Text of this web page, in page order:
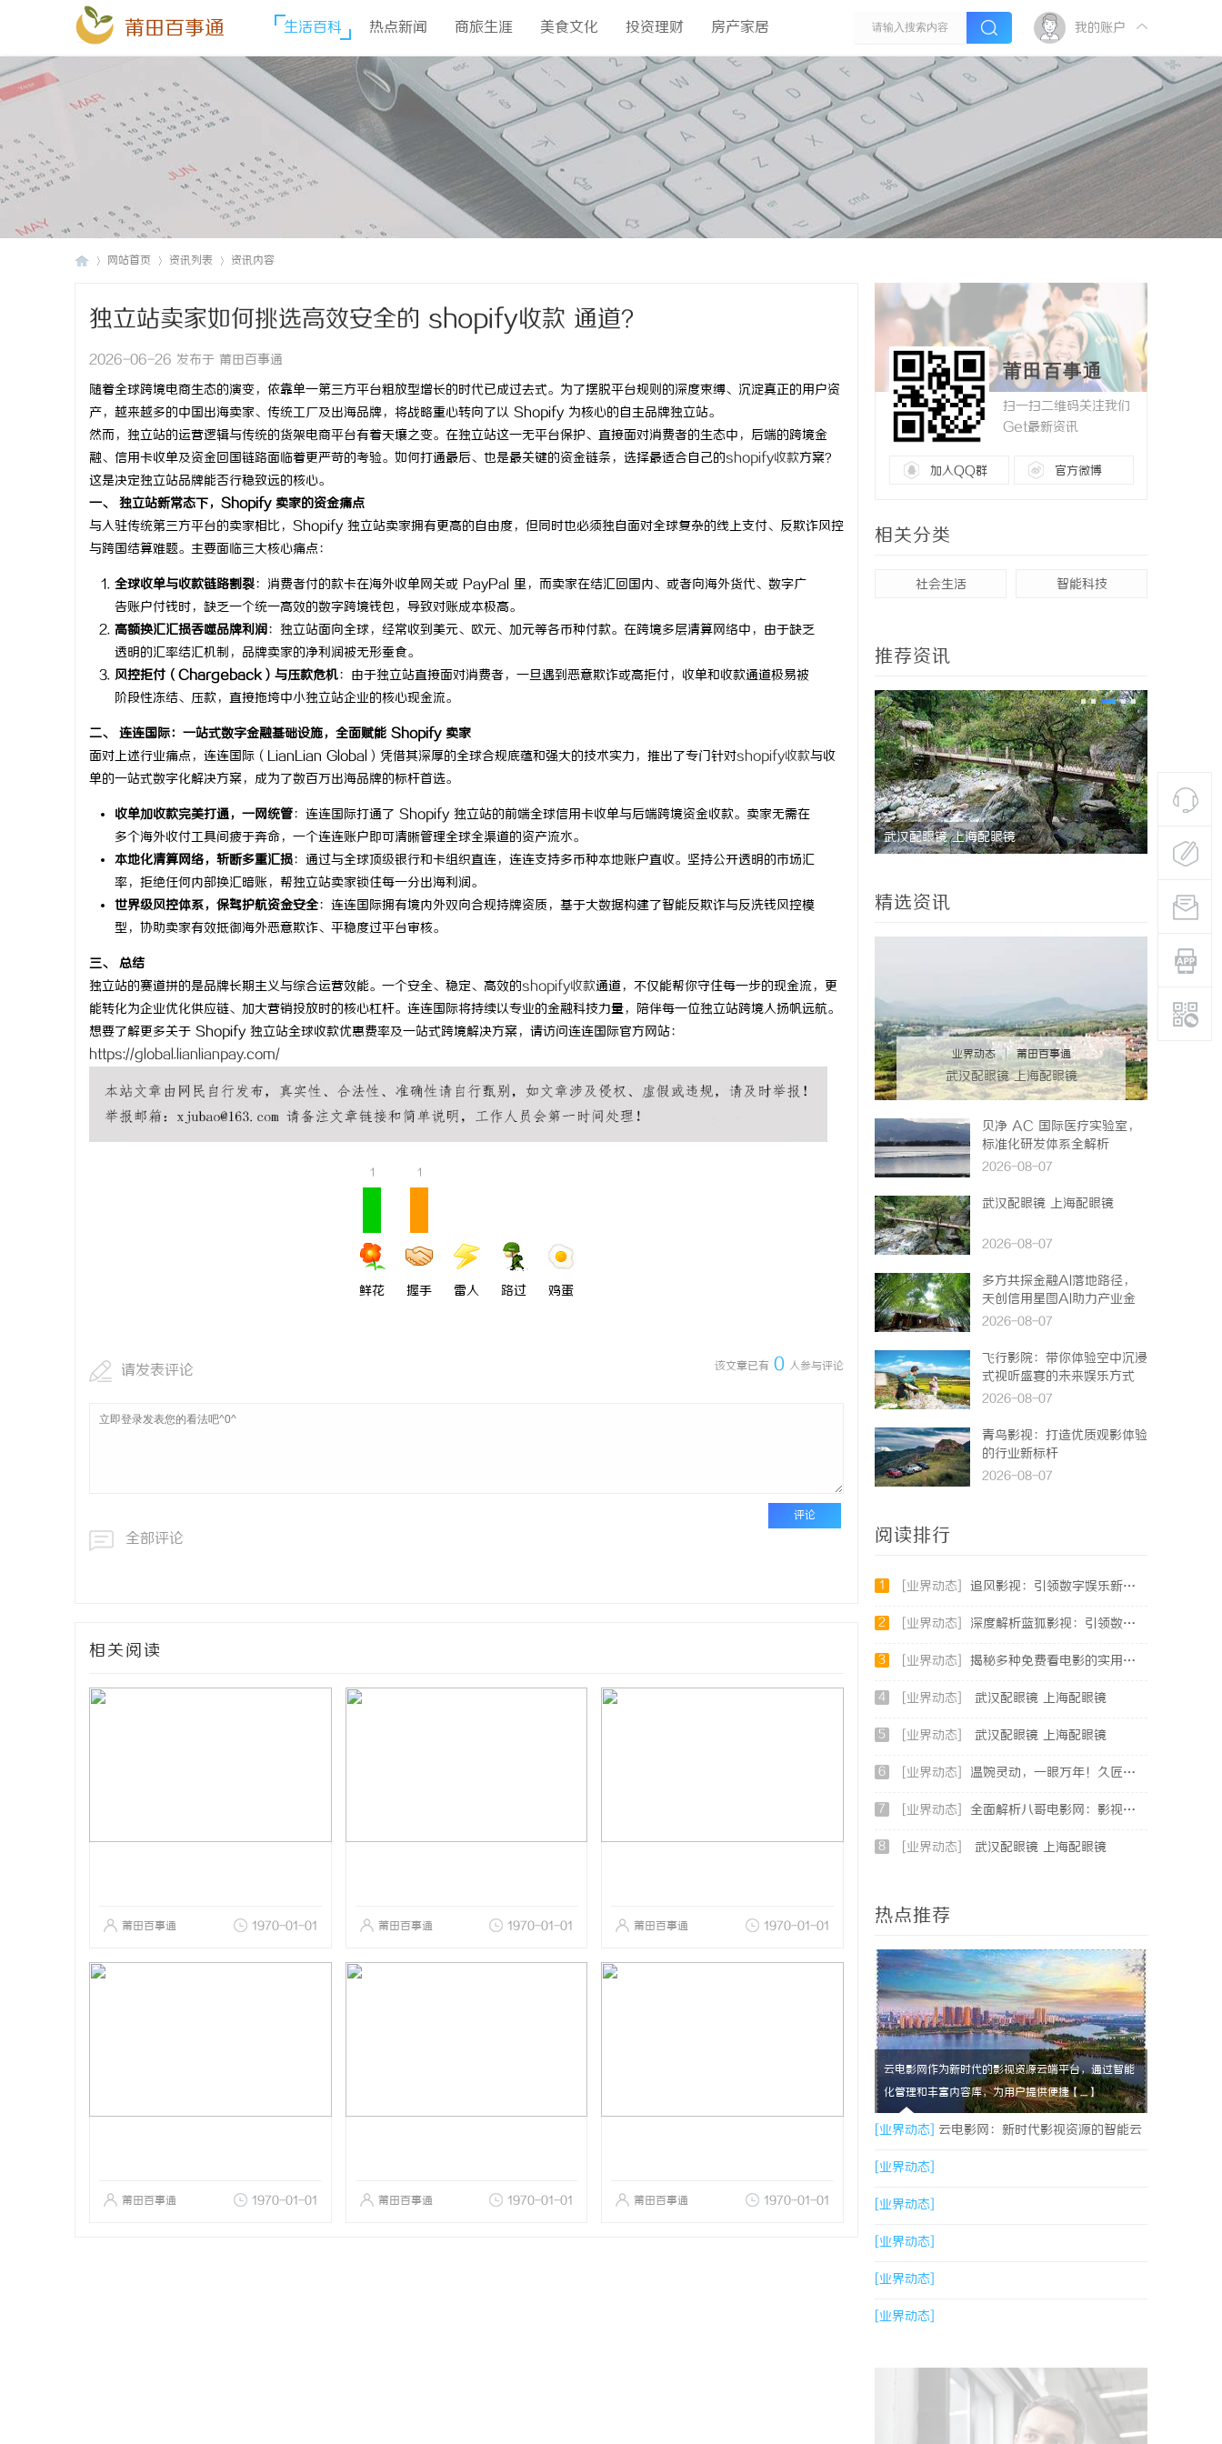
莆田百事通 生活百科 热点新闻 商旅生涯 美食文化 投资理财 房产家居 我的账户
网站首页 资讯列表 资讯内容
独立站卖家如何挑选高效安全的 shopify收款 通道？
2026-06-26 发布于 莆田百事通
随着全球跨境电商生态的演变，依靠单一第三方平台粗放型增长的时代已成过去式。为了摆脱平台规则的深度束缚、沉淀真正的用户资
产，越来越多的中国出海卖家、传统工厂及出海品牌，将战略重心转向了以 Shopify 为核心的自主品牌独立站。
然而，独立站的运营逻辑与传统的货架电商平台有着天壤之变。在独立站这一无平台保护、直接面对消费者的生态中，后端的跨境金
融、信用卡收单及资金回国链路面临着更严苛的考验。如何打通最后、也是最关键的资金链条，选择最适合自己的shopify收款方案？
这是决定独立站品牌能否行稳致远的核心。
一、 独立站新常态下，Shopify 卖家的资金痛点
与入驻传统第三方平台的卖家相比，Shopify 独立站卖家拥有更高的自由度，但同时也必须独自面对全球复杂的线上支付、反欺诈风控
与跨国结算难题。主要面临三大核心痛点：
全球收单与收款链路割裂：消费者付的款卡在海外收单网关或 PayPal 里，而卖家在结汇回国内、或者向海外货代、数字广
告账户付钱时，缺乏一个统一高效的数字跨境钱包，导致对账成本极高。
高额换汇汇损吞噬品牌利润：独立站面向全球，经常收到美元、欧元、加元等各币种付款。在跨境多层清算网络中，由于缺乏
透明的汇率结汇机制，品牌卖家的净利润被无形蚕食。
风控拒付（Chargeback）与压款危机：由于独立站直接面对消费者，一旦遇到恶意欺诈或高拒付，收单和收款通道极易被
阶段性冻结、压款，直接拖垮中小独立站企业的核心现金流。
二、 连连国际：一站式数字金融基础设施，全面赋能 Shopify 卖家
面对上述行业痛点，连连国际（LianLian Global）凭借其深厚的全球合规底蕴和强大的技术实力，推出了专门针对shopify收款与收
单的一站式数字化解决方案，成为了数百万出海品牌的标杆首选。
收单加收款完美打通，一网统管：连连国际打通了 Shopify 独立站的前端全球信用卡收单与后端跨境资金收款。卖家无需在
多个海外收付工具间疲于奔命，一个连连账户即可清晰管理全球全渠道的资产流水。
本地化清算网络，斩断多重汇损：通过与全球顶级银行和卡组织直连，连连支持多币种本地账户直收。坚持公开透明的市场汇
率，拒绝任何内部换汇暗账，帮独立站卖家锁住每一分出海利润。
世界级风控体系，保驾护航资金安全：连连国际拥有境内外双向合规持牌资质，基于大数据构建了智能反欺诈与反洗钱风控模
型，协助卖家有效抵御海外恶意欺诈、平稳度过平台审核。
三、 总结
独立站的赛道拼的是品牌长期主义与综合运营效能。一个安全、稳定、高效的shopify收款通道，不仅能帮你守住每一步的现金流，更
能转化为企业优化供应链、加大营销投放时的核心杠杆。连连国际将持续以专业的金融科技力量，陪伴每一位独立站跨境人扬帆远航。
想要了解更多关于 Shopify 独立站全球收款优惠费率及一站式跨境解决方案，请访问连连国际官方网站：
https://global.lianlianpay.com/
1
鲜花
1
握手 雷人 路过 鸡蛋
该文章已有 0 人参与评论
请发表评论
评论
全部评论
相关阅读
莆田百事通 1970-01-01 莆田百事通 1970-01-01 莆田百事通 1970-01-01
莆田百事通 1970-01-01 莆田百事通 1970-01-01 莆田百事通 1970-01-01
莆田百事通
扫一扫二维码关注我们
Get最新资讯
加入QQ群 官方微博
相关分类
社会生活 智能科技
推荐资讯
3d激光内雕机：精密雕刻与创新应用 武汉配眼镜 上海配眼镜 2026中国
铃全系硬
精选资讯
业界动态 | 莆田百事通
武汉配眼镜 上海配眼镜
贝净 AC 国际医疗实验室，
标准化研发体系全解析
2026-08-07
武汉配眼镜 上海配眼镜
2026-08-07
多方共探金融AI落地路径，
天创信用星图AI助力产业金
融智能升级
2026-08-07
飞行影院：带你体验空中沉浸
式视听盛宴的未来娱乐方式
2026-08-07
青鸟影视：打造优质观影体验
的行业新标杆
2026-08-07
阅读排行
1 [业界动态] 追风影视：引领数字娱乐新时代的影视平台全解析
2 [业界动态] 深度解析蓝狐影视：引领数字娱乐新时代的先锋力量
3 [业界动态] 揭秘多种免费看电影的实用方法与平台推荐
4 [业界动态] 武汉配眼镜 上海配眼镜
5 [业界动态] 武汉配眼镜 上海配眼镜
6 [业界动态] 温婉灵动，一眼万年！久匠量身定制的眉眼唇，才是你整张脸的点睛之笔！淡颜系女生的气质加分项
7 [业界动态] 全面解析八哥电影网：影视爱好者的天堂与资源宝库
8 [业界动态] 武汉配眼镜 上海配眼镜
热点推荐
云电影网作为新时代的影视资源云端平台，通过智能
化管理和丰富内容库，为用户提供便捷【....】
[业界动态] 云电影网：新时代影视资源的智能云
端平台解析
[业界动态]
[业界动态]
[业界动态]
[业界动态]
[业界动态]